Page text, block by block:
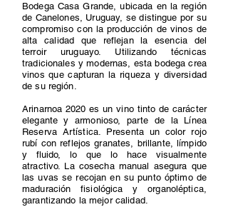
Bodega Casa Grande, ubicada en la región
de Canelones, Uruguay, se distingue por su
compromiso con la producción de vinos de
alta calidad que reflejan la esencia del
terroir uruguayo. Utilizando técnicas
tradicionales y modernas, esta bodega crea
vinos que capturan la riqueza y diversidad
de su región.
Arinarnoa 2020 es un vino tinto de carácter
elegante y armonioso, parte de la Línea
Reserva Artística. Presenta un color rojo
rubí con reflejos granates, brillante, límpido
y fluido, lo que lo hace visualmente
atractivo. La cosecha manual asegura que
las uvas se recojan en su punto óptimo de
maduración fisiológica y organoléptica,
garantizando la mejor calidad.